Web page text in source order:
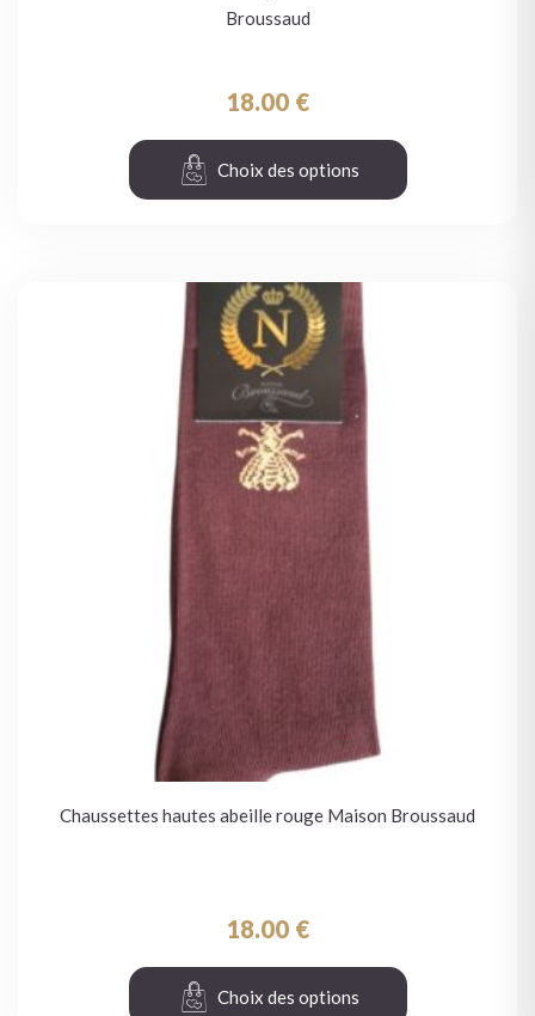
Broussaud
18.00 €
Choix des options
Chaussettes hautes abeille rouge Maison Broussaud
18.00 €
Choix des options